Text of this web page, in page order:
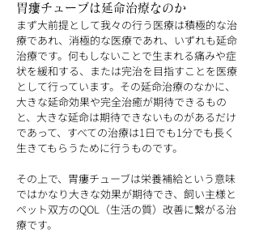
胃瘻チューブは延命治療なのか
まず大前提として我々の行う医療は積極的な治
療であれ、消極的な医療であれ、いずれも延命
治療です。何もしないことで生まれる痛みや症
状を緩和する、または完治を目指すことを医療
として行っています。その延命治療のなかに、
大きな延命効果や完全治癒が期待できるもの
と、大きな延命は期待できないものがあるだけ
であって、すべての治療は1日でも1分でも長く
生きてもらうために行うものです。
その上で、胃瘻チューブは栄養補給という意味
ではかなり大きな効果が期待でき、飼い主様と
ペット双方のQOL（生活の質）改善に繋がる治
療です。